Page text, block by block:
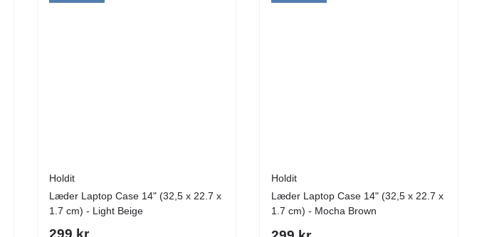
Holdit
Læder Laptop Case 14" (32,5 x 22.7 x
1.7 cm) - Light Beige
299 kr
Holdit
Læder Laptop Case 14" (32,5 x 22.7 x
1.7 cm) - Mocha Brown